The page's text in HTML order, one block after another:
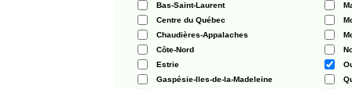
Bas-Saint-Laurent
Centre du Québec
Chaudières-Appalaches
Côte-Nord
Estrie
Gaspésie-Iles-de-la-Madeleine